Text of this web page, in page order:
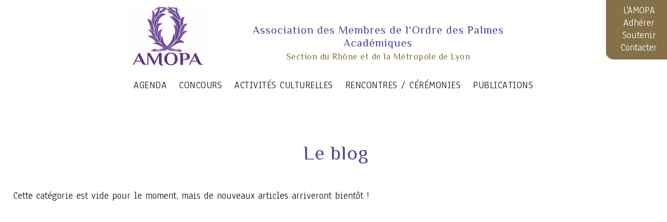
L'AMOPA
Adhérer
Soutenir
Contacter
Association des Membres de l'Ordre des Palmes
Académiques
Section du Rhône et de la Métropole de Lyon
AGENDA CONCOURS ACTIVITÉS CULTURELLES RENCONTRES / CÉRÉMONIES PUBLICATIONS
Le blog
Cette catégorie est vide pour le moment, mais de nouveaux articles arriveront bientôt !